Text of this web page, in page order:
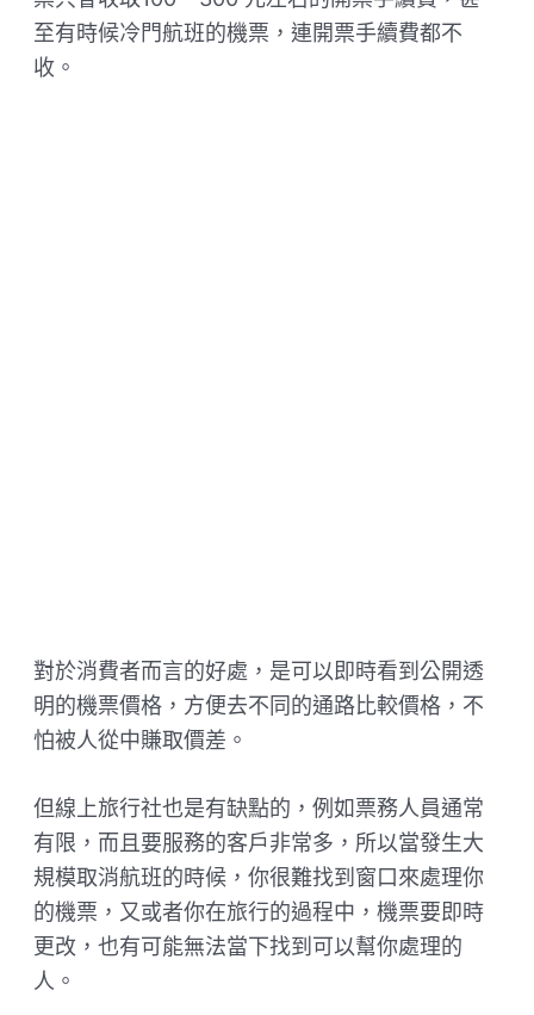
至有時候冷門航班的機票，連開票手續費都不
收。
對於消費者而言的好處，是可以即時看到公開透
明的機票價格，方便去不同的通路比較價格，不
怕被人從中賺取價差。
但線上旅行社也是有缺點的，例如票務人員通常
有限，而且要服務的客戶非常多，所以當發生大
規模取消航班的時候，你很難找到窗口來處理你
的機票，又或者你在旅行的過程中，機票要即時
更改，也有可能無法當下找到可以幫你處理的
人。